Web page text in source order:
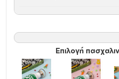
Eco friendly ποτήρι θερμό
αγαπημένο σας ρόφημα κάθε
αυτό οικολογικό θερμό.
αρκετές ώρες και είναι
ανοξείδωτο ατσάλι.
ροφήματα.
Επιλογή